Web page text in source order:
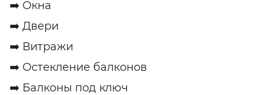
➡️ Окна
➡️ Двери
➡️ Витражи
➡️ Остекление балконов
➡️ Балконы под ключ